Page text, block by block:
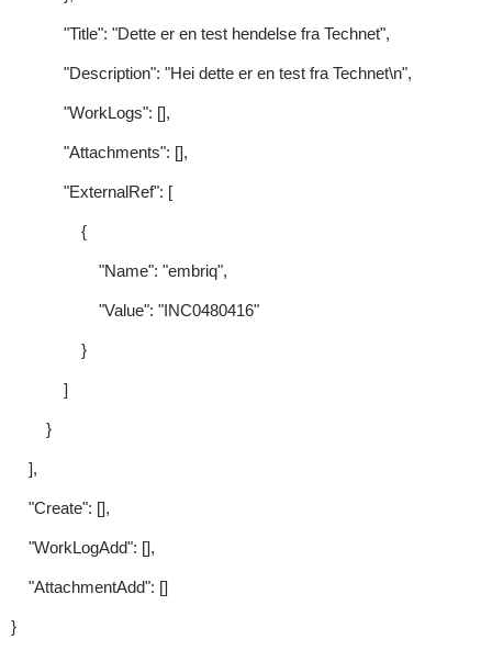
"Title": "Dette er en test hendelse fra Technet",
"Description": "Hei dette er en test fra Technet\n",
"WorkLogs": [],
"Attachments": [],
"ExternalRef": [
{
"Name": "embriq",
"Value": "INC0480416"
}
]
}
],
"Create": [],
"WorkLogAdd": [],
"AttachmentAdd": []
}